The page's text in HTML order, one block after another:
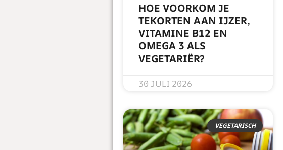
HOE VOORKOM JE
TEKORTEN AAN IJZER,
VITAMINE B12 EN
OMEGA 3 ALS
VEGETARIËR?
30 JULI 2026
VEGETARISCH